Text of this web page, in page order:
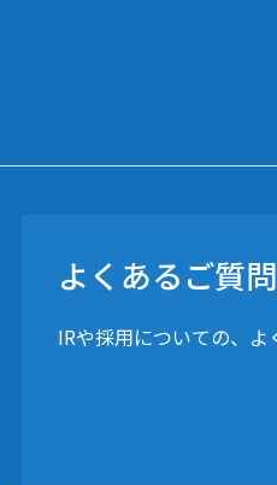
よくあるご質問
IRや採用についての、よ